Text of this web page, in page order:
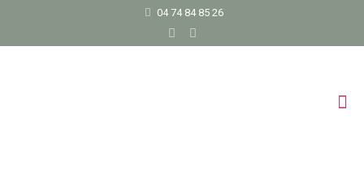
04 74 84 85 26